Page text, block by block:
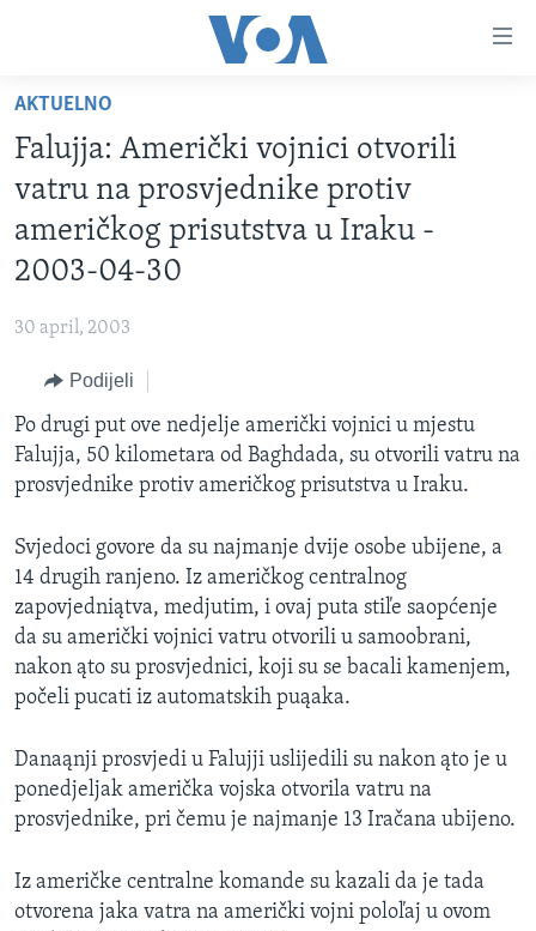
glavni
sadržaj
na
glavnu
navigaciju
na
TV PROGRAM
VIDEO
FOTOGRAFIJE DANA
VIJESTI
BOSNA I HERCEGOVINA
SVIJET
SPECIJALNI PROJEKTI
KORUPCIJA
SLOBODA MEDIJA
ŽENSKA STRANA
MAGAZIN
O GLASU AMERIKE
Learning English
AKTUELNO
Falujja: Američki vojnici otvorili
vatru na prosvjednike protiv
američkog prisutstva u Iraku -
2003-04-30
30 april, 2003
Podijeli
Po drugi put ove nedjelje američki vojnici u mjestu
Falujja, 50 kilometara od Baghdada, su otvorili vatru na
prosvjednike protiv američkog prisutstva u Iraku.
Svjedoci govore da su najmanje dvije osobe ubijene, a
14 drugih ranjeno. Iz američkog centralnog
zapovjedniątva, medjutim, i ovaj puta stiľe saopćenje
da su američki vojnici vatru otvorili u samoobrani,
nakon ąto su prosvjednici, koji su se bacali kamenjem,
počeli pucati iz automatskih puąaka.
Danaąnji prosvjedi u Falujji uslijedili su nakon ąto je u
ponedjeljak američka vojska otvorila vatru na
prosvjednike, pri čemu je najmanje 13 Iračana ubijeno.
Iz američke centralne komande su kazali da je tada
otvorena jaka vatra na američki vojni poloľaj u ovom